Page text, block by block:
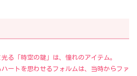
る「時空の鍵」は、憧れのアイテム。
ートを思わせるフォルムは、当時からファ